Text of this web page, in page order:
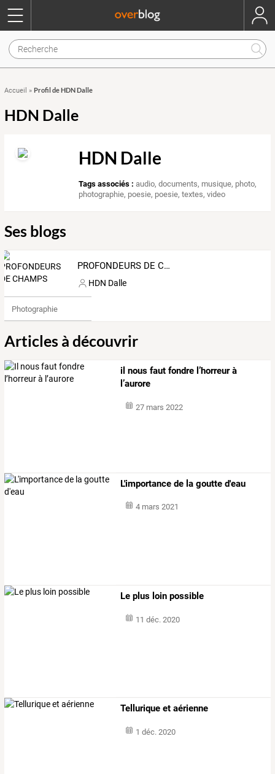
Accueil » Profil de HDN Dalle
HDN Dalle
HDN Dalle
Tags associés : audio,documents, musique, photo,
photographie, poesie, poesie,textes,video
Ses blogs
PROFONDEURS DE CHAMPS
HDN Dalle
Photographie
Articles à découvrir
il nous faut fondre l’horreur à
l’aurore
27 mars 2022
L'importance de la goutte d'eau
4 mars 2021
Le plus loin possible
11 déc. 2020
Tellurique et aérienne
1 déc. 2020